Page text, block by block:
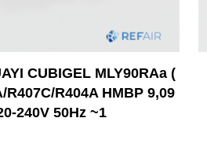
CUBIGEL MLY90RAa (
R407C/R404A HMBP 9,09
240V 50Hz ~1